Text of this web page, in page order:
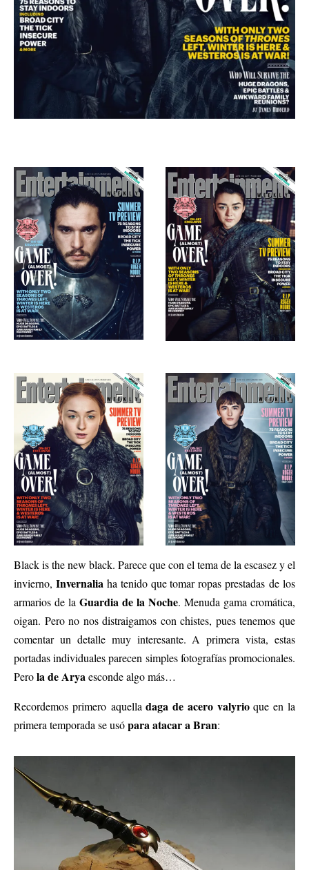
Black is the new black. Parece que con el tema de la escasez y el
invierno, Invernaliaha tenido que tomar ropas prestadas de los
armarios de la Guardia de la Noche. Menuda gama cromática,
oigan. Pero no nos distraigamos con chistes, pues tenemos que
comentar un detalle muy interesante. A primera vista, estas
portadas individuales parecen simples fotografías promocionales.
Perola de Aryaesconde algo más…
Recordemos primero aquelladaga de acero valyrioque en la
primera temporada se usópara atacar a Bran: